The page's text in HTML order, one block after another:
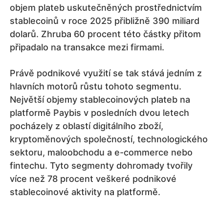
objem plateb uskutečněných prostřednictvím
stablecoinů v roce 2025 přibližně 390 miliard
dolarů. Zhruba 60 procent této částky přitom
připadalo na transakce mezi firmami.
Právě podnikové využití se tak stává jedním z
hlavních motorů růstu tohoto segmentu.
Největší objemy stablecoinových plateb na
platformě Paybis v posledních dvou letech
pocházely z oblastí digitálního zboží,
kryptoměnových společností, technologického
sektoru, maloobchodu a e-commerce nebo
fintechu. Tyto segmenty dohromady tvořily
více než 78 procent veškeré podnikové
stablecoinové aktivity na platformě.